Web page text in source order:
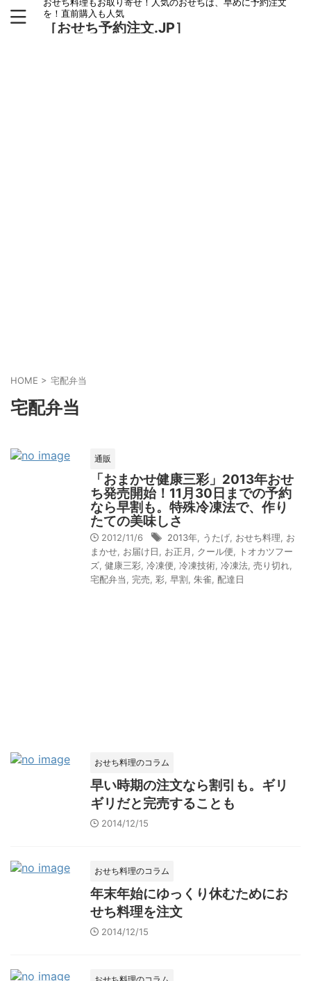
を！直前購入も人気
［おせち予約注文.JP］
HOME > 宅配弁当
宅配弁当
通販
「おまかせ健康三彩」2013年おせ
ち発売開始！11月30日までの予約
なら早割も。特殊冷凍法で、作り
たての美味しさ
2012/11/6 2013年 うたげ おせち料理
お
まかせ お届け日 お正月 クール便
トオカツフー
ズ 健康三彩 冷凍便 冷凍技術 冷凍法 売り切れ
宅配弁当
完売 彩 早割 朱雀 配達日
おせち料理のコラム
早い時期の注文なら割引も。ギリ
ギリだと完売することも
2014/12/15
おせち料理のコラム
年末年始にゆっくり休むためにお
せち料理を注文
2014/12/15